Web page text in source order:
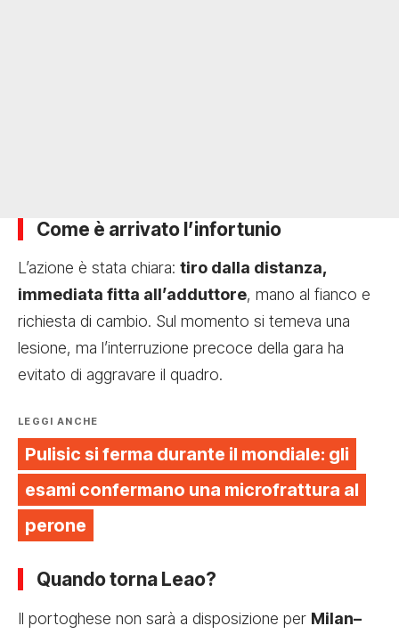
Come è arrivato l’infortunio
L’azione è stata chiara: tiro dalla distanza,
immediata fitta all’adduttore, mano al fianco e
richiesta di cambio. Sul momento si temeva una
lesione, ma l’interruzione precoce della gara ha
evitato di aggravare il quadro.
LEGGI ANCHE
Pulisic si ferma durante il mondiale: gli
esami confermano una microfrattura al
perone
Quando torna Leao?
Il portoghese non sarà a disposizione per Milan–